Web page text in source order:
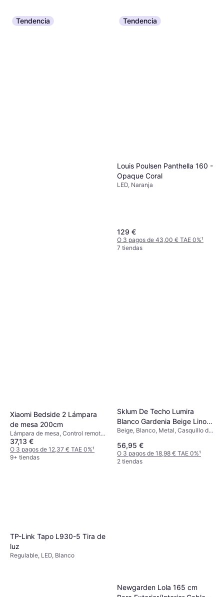
Tendencia Tendencia
Louis Poulsen Panthella 160 -
Opaque Coral
LED, Naranja
129 €
O 3 pagos de 43,00 € TAE 0%¹
7 tiendas
Xiaomi Bedside 2 Lámpara
de mesa 200cm
Lámpara de mesa, Control remoto,
Blanco
37,13 €
O 3 pagos de 12,37 € TAE 0%¹
9+ tiendas
Sklum De Techo Lumira
Blanco Gardenia Beige Lino
Ø55 Cm Lámpara Colgante
Beige, Blanco, Metal, Casquillo de
56,95 €
O 3 pagos de 18,98 € TAE 0%¹
2 tiendas
TP-Link Tapo L930-5 Tira de
luz
Regulable, LED, Blanco
Newgarden Lola 165 cm